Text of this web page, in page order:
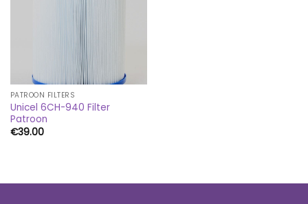
PATROON FILTERS
Unicel 6CH-940 Filter
Patroon
€39.00